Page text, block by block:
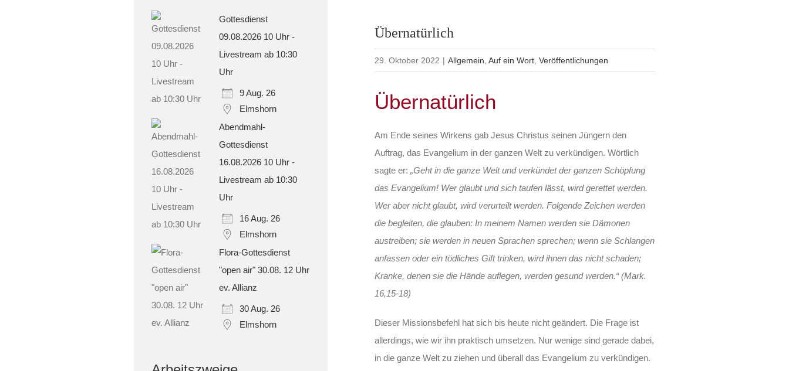
Übernatürlich
29. Oktober 2022 | Allgemein ,Auf ein Wort ,Veröffentlichungen
Übernatürlich
Am Ende seines Wirkens gab Jesus Christus seinen Jüngern den
Auftrag, das Evangelium in der ganzen Welt zu verkündigen. Wörtlich
sagte er:„Geht in die ganze Welt und verkündet der ganzen Schöpfung
das Evangelium! Wer glaubt und sich taufen lässt, wird gerettet werden.
Wer aber nicht glaubt, wird verurteilt werden. Folgende Zeichen werden
die begleiten, die glauben: In meinem Namen werden sie Dämonen
austreiben; sie werden in neuen Sprachen sprechen; wenn sie Schlangen
anfassen oder ein tödliches Gift trinken, wird ihnen das nicht schaden;
Kranke, denen sie die Hände auflegen, werden gesund werden.“ (Mark.
16,15-18)
Dieser Missionsbefehl hat sich bis heute nicht geändert. Die Frage ist
allerdings, wie wir ihn praktisch umsetzen. Nur wenige sind gerade dabei,
in die ganze Welt zu ziehen und überall das Evangelium zu verkündigen.
Gottesdienst
09.08.2026 10 Uhr -
Livestream ab 10:30
Uhr
9 Aug. 26
Elmshorn
Abendmahl-
Gottesdienst
16.08.2026 10 Uhr -
Livestream ab 10:30
Uhr
16 Aug. 26
Elmshorn
Flora-Gottesdienst
"open air" 30.08. 12 Uhr
ev. Allianz
30 Aug. 26
Elmshorn